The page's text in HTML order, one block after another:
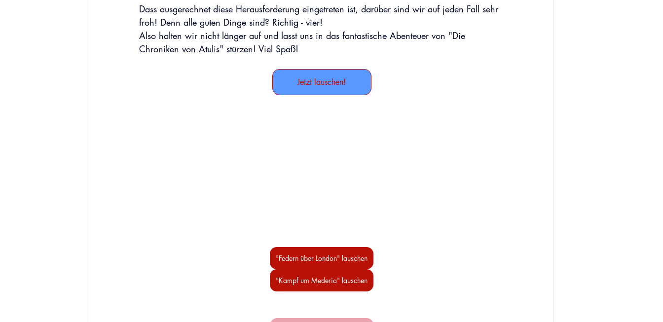
Dass ausgerechnet diese Herausforderung eingetreten ist, darüber sind wir auf jeden Fall sehr
froh! Denn alle guten Dinge sind? Richtig - vier!
Also halten wir nicht länger auf und lasst uns in das fantastische Abenteuer von "Die
Chroniken von Atulis" stürzen! Viel Spaß!
Jetzt lauschen!
"Federn über London" lauschen
"Kampf um Mederia" lauschen